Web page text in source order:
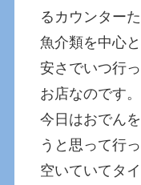
るカウンター
魚介類を中心
安さでいつ行
お店なのです。
今日はおでん
うと思って行
空いていてタ